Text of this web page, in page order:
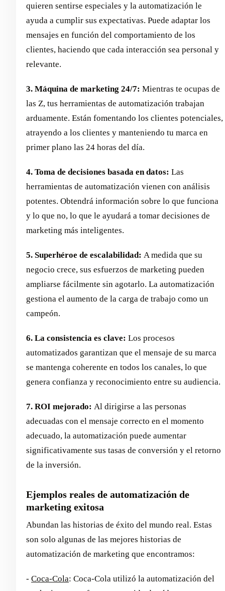
quieren sentirse especiales y la automatización le
ayuda a cumplir sus expectativas. Puede adaptar los
mensajes en función del comportamiento de los
clientes, haciendo que cada interacción sea personal y
relevante.
3. Máquina de marketing 24/7: Mientras te ocupas de
las Z, tus herramientas de automatización trabajan
arduamente. Están fomentando los clientes potenciales,
atrayendo a los clientes y manteniendo tu marca en
primer plano las 24 horas del día.
4. Toma de decisiones basada en datos: Las
herramientas de automatización vienen con análisis
potentes. Obtendrá información sobre lo que funciona
y lo que no, lo que le ayudará a tomar decisiones de
marketing más inteligentes.
5. Superhéroe de escalabilidad: A medida que su
negocio crece, sus esfuerzos de marketing pueden
ampliarse fácilmente sin agotarlo. La automatización
gestiona el aumento de la carga de trabajo como un
campeón.
6. La consistencia es clave: Los procesos
automatizados garantizan que el mensaje de su marca
se mantenga coherente en todos los canales, lo que
genera confianza y reconocimiento entre su audiencia.
7. ROI mejorado: Al dirigirse a las personas
adecuadas con el mensaje correcto en el momento
adecuado, la automatización puede aumentar
significativamente sus tasas de conversión y el retorno
de la inversión.
Ejemplos reales de automatización de
marketing exitosa
Abundan las historias de éxito del mundo real. Estas
son solo algunas de las mejores historias de
automatización de marketing que encontramos:
- Coca-Cola: Coca-Cola utilizó la automatización del